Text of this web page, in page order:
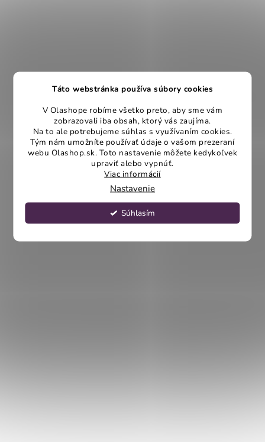
Táto webstránka používa súbory cookies
V Olashope robíme všetko preto, aby sme vám
zobrazovali iba obsah, ktorý vás zaujíma.
Na to ale potrebujeme súhlas s využívaním cookies.
Tým nám umožníte používať údaje o vašom prezeraní
webu Olashop.sk. Toto nastavenie môžete kedykoľvek
upraviť alebo vypnúť.
Viac informácií
Nastavenie
Súhlasím